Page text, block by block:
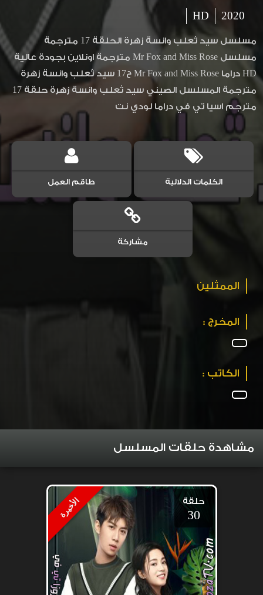
2020
HD
مسلسل سيد ثعلب وانسة زهرة الحلقة 17 مترجمة
مسلسل Mr Fox and Miss Rose مترجمة اونلاين بجودة عالية
HD دراما Mr Fox and Miss Rose ح17 سيد ثعلب وانسة زهرة
مترجمة المسلسل الصيني سيد ثعلب وانسة زهرة حلقة 17
مترجم اسيا تي في دراما لودي نت
الكلمات الدلالية طاقم العمل
مشاركة
الممثلين
المخرج :
الكاتب :
مشاهدة حلقات المسلسل
الأخيرة حلقة
30